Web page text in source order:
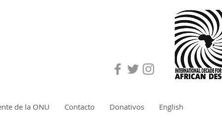
de la ONU Contacto Donativos English